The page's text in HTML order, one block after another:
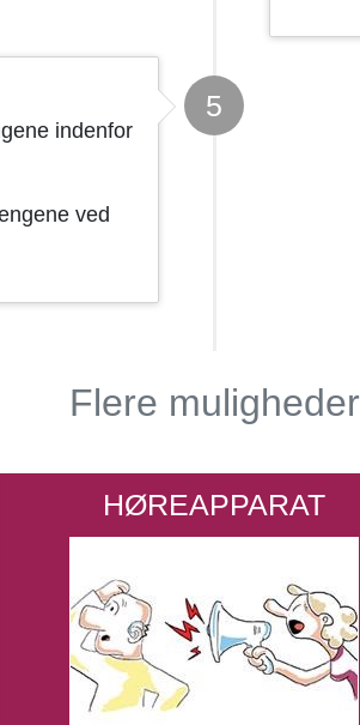
5
indenfor
ved
Flere muligheder
HØREAPPARAT